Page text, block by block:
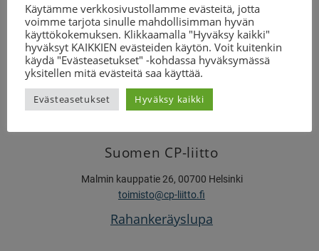
toiminnanjohtaja
Juha Lappalainen
0440 199 687
juha.lappalainen@cp-liitto.fi
Suomen CP-liitto
Malmin kauppatie 26, 00700 Helsinki
toimisto@cp-liitto.fi
Rahankeräyslupa
Käytämme verkkosivustollamme evästeitä, jotta
voimme tarjota sinulle mahdollisimman hyvän
käyttökokemuksen. Klikkaamalla "Hyväksy kaikki"
hyväksyt KAIKKIEN evästeiden käytön. Voit kuitenkin
käydä "Evästeasetukset" -kohdassa hyväksymässä
yksitellen mitä evästeitä saa käyttää.
Evästeasetukset Hyväksy kaikki